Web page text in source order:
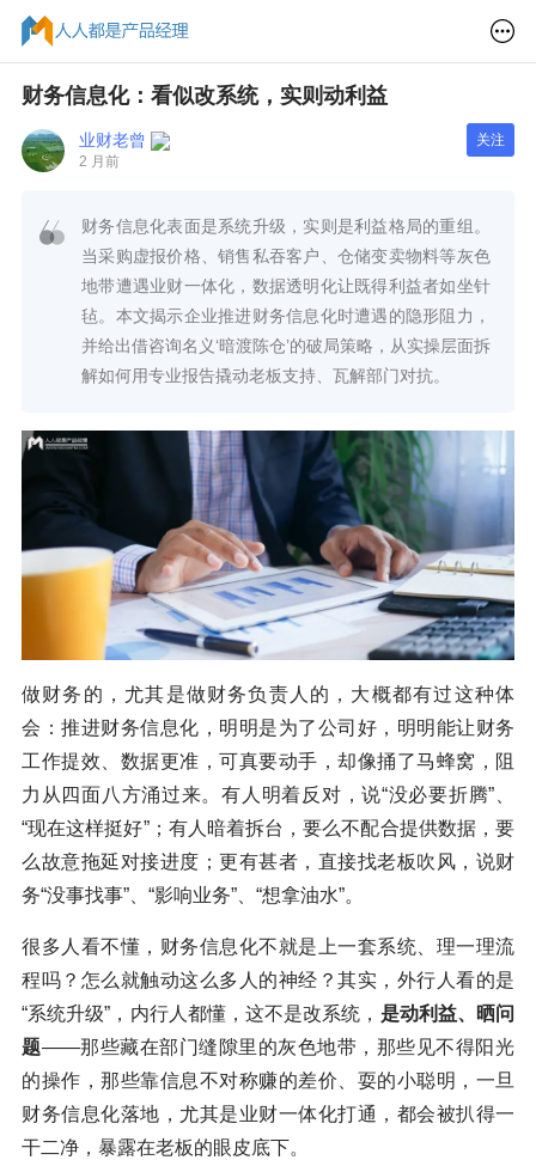
财务信息化：看似改系统，实则动利益
业财老曾
2 月前
关注
财务信息化表面是系统升级，实则是利益格局的重组。
当采购虚报价格、销售私吞客户、仓储变卖物料等灰色
地带遭遇业财一体化，数据透明化让既得利益者如坐针
毡。本文揭示企业推进财务信息化时遭遇的隐形阻力，
并给出借咨询名义‘暗渡陈仓’的破局策略，从实操层面拆
解如何用专业报告撬动老板支持、瓦解部门对抗。
做财务的，尤其是做财务负责人的，大概都有过这种体
会：推进财务信息化，明明是为了公司好，明明能让财务
工作提效、数据更准，可真要动手，却像捅了马蜂窝，阻
力从四面八方涌过来。有人明着反对，说“没必要折腾”、
“现在这样挺好”；有人暗着拆台，要么不配合提供数据，要
么故意拖延对接进度；更有甚者，直接找老板吹风，说财
务“没事找事”、“影响业务”、“想拿油水”。
很多人看不懂，财务信息化不就是上一套系统、理一理流
程吗？怎么就触动这么多人的神经？其实，外行人看的是
“系统升级”，内行人都懂，这不是改系统， 是动利益、晒问
题——那些藏在部门缝隙里的灰色地带，那些见不得阳光
的操作，那些靠信息不对称赚的差价、耍的小聪明，一旦
财务信息化落地，尤其是业财一体化打通，都会被扒得一
干二净，暴露在老板的眼皮底下。